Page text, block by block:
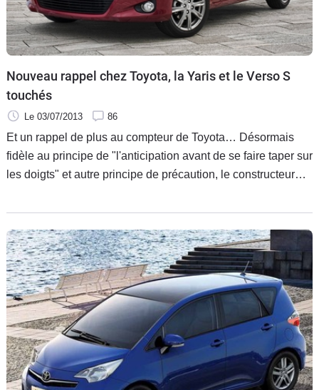
Nouveau rappel chez Toyota, la Yaris et le Verso S
touchés
Le 03/07/2013 86
Et un rappel de plus au compteur de Toyota… Désormais
fidèle au principe de "l'anticipation avant de se faire taper sur
les doigts" et autre principe de précaution, le constructeur
185 000 dans le monde, et très exactement 6 953 en France.
Des Yaris et des Verso S.